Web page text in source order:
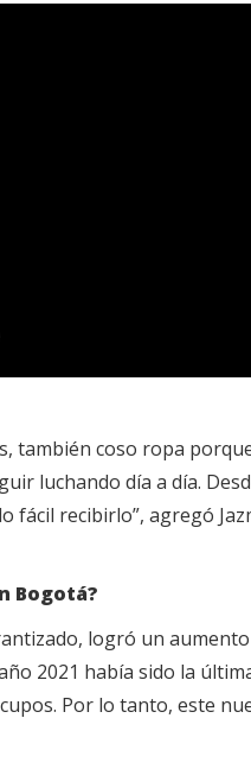
también coso ropa
luchando día a día.
fácil recibirlo”, agregó
Bogotá?
logró un
2021 había sido la
Por lo tanto, este